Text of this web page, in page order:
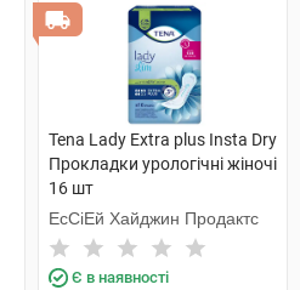
Tena Lady Extra plus Insta Dry
Прокладки урологічні жіночі
16 шт
ЕсСіЕй Хайджин Продактс
Є в наявності